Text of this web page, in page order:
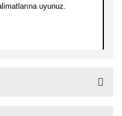
uyunuz.